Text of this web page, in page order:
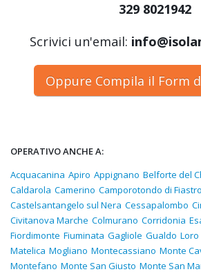
329 8021942
Scrivici un'email:
Oppure Compila il Form
OPERATIVO ANCHE A:
Acquacanina Apiro Appignano Belforte del
Caldarola Camerino Camporotondo di
Castelsantangelo sul Nera Cessapalombo
Civitanova Marche Colmurano Corridonia
Fiordimonte Fiuminata Gagliole Gualdo Loro
Matelica Mogliano Montecassiano Monte
Montefano Monte San Giusto Monte San